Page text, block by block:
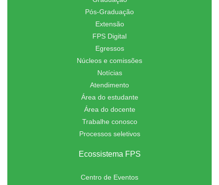
Pós-Graduação
Extensão
FPS Digital
Egressos
Núcleos e comissões
Notícias
Atendimento
Área do estudante
Área do docente
Trabalhe conosco
Processos seletivos
Ecossistema FPS
Centro de Eventos